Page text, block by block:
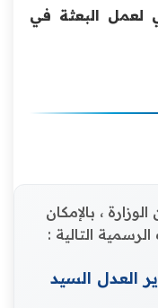
‏لعمل البعثة في
، بالإمكان
التالية :
العدل السيد